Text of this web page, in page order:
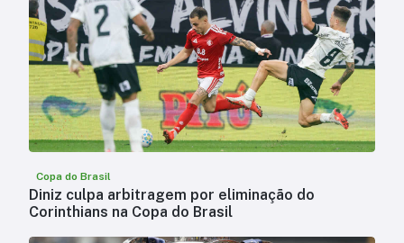
Copa do Brasil
Diniz culpa arbitragem por eliminação do
Corinthians na Copa do Brasil